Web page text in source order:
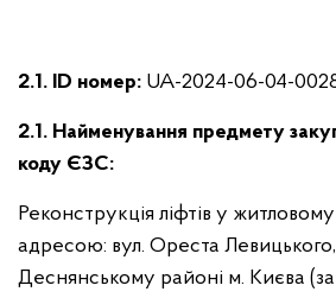
2.1. ID номер: UA-2024-06-04-
2.1. Найменування предмету
коду ЄЗС:
Реконструкція ліфтів у
адресою: вул. Ореста Левицького,
Деснянському районі м. Києва